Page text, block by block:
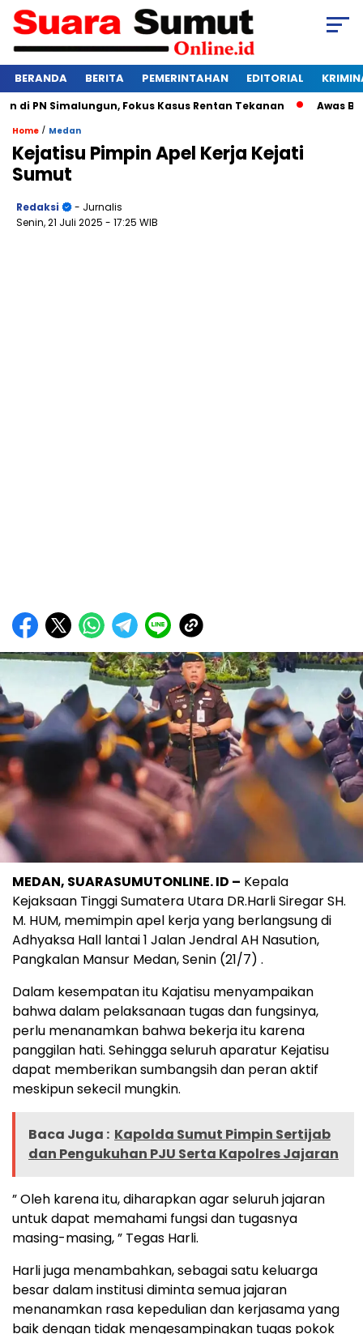
BERANDA BERITA PEMERINTAHAN EDITORIAL
Simalungun, Fokus Kasus Rentan Tekanan Awas
Home / Medan
Kejatisu Pimpin Apel Kerja Kejati
Sumut
Redaksi
- Jurnalis
Senin, 21 Juli 2025 - 17:25 WIB
MEDAN, SUARASUMUTONLINE. ID – Kepala
Kejaksaan Tinggi Sumatera Utara DR.Harli Siregar SH.
M. HUM, memimpin apel kerja yang berlangsung di
Adhyaksa Hall lantai 1 Jalan Jendral AH Nasution,
Pangkalan Mansur Medan, Senin (21/7) .
Dalam kesempatan itu Kajatisu menyampaikan
bahwa dalam pelaksanaan tugas dan fungsinya,
perlu menanamkan bahwa bekerja itu karena
panggilan hati. Sehingga seluruh aparatur Kejatisu
dapat memberikan sumbangsih dan peran aktif
meskipun sekecil mungkin.
Baca Juga : Kapolda Sumut Pimpin Sertijab
dan Pengukuhan PJU Serta Kapolres Jajaran
” Oleh karena itu, diharapkan agar seluruh jajaran
untuk dapat memahami fungsi dan tugasnya
masing-masing, ” Tegas Harli.
Harli juga menambahkan, sebagai satu keluarga
besar dalam institusi diminta semua jajaran
menanamkan rasa kepedulian dan kerjasama yang
baik dengan tidak mengesampingkan tugas pokok